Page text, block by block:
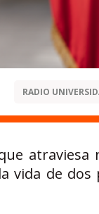
RADIO
atraviesa
vida de